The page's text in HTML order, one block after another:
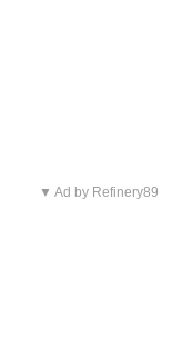
▼ Ad by Refinery89